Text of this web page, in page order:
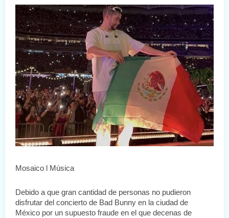
Mosaico l Música
Debido a que gran cantidad de personas no pudieron
disfrutar del concierto de Bad Bunny en la ciudad de
México por un supuesto fraude en el que decenas de